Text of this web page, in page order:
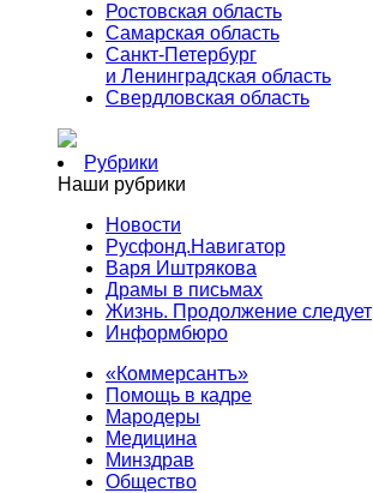
Ростовская область
Самарская область
Санкт-Петербург
и Ленинградская область
Свердловская область
Рубрики
Наши рубрики
Новости
Русфонд.Навигатор
Варя Иштрякова
Драмы в письмах
Жизнь. Продолжение следует
Информбюро
«Коммерсантъ»
Помощь в кадре
Мародеры
Медицина
Минздрав
Общество